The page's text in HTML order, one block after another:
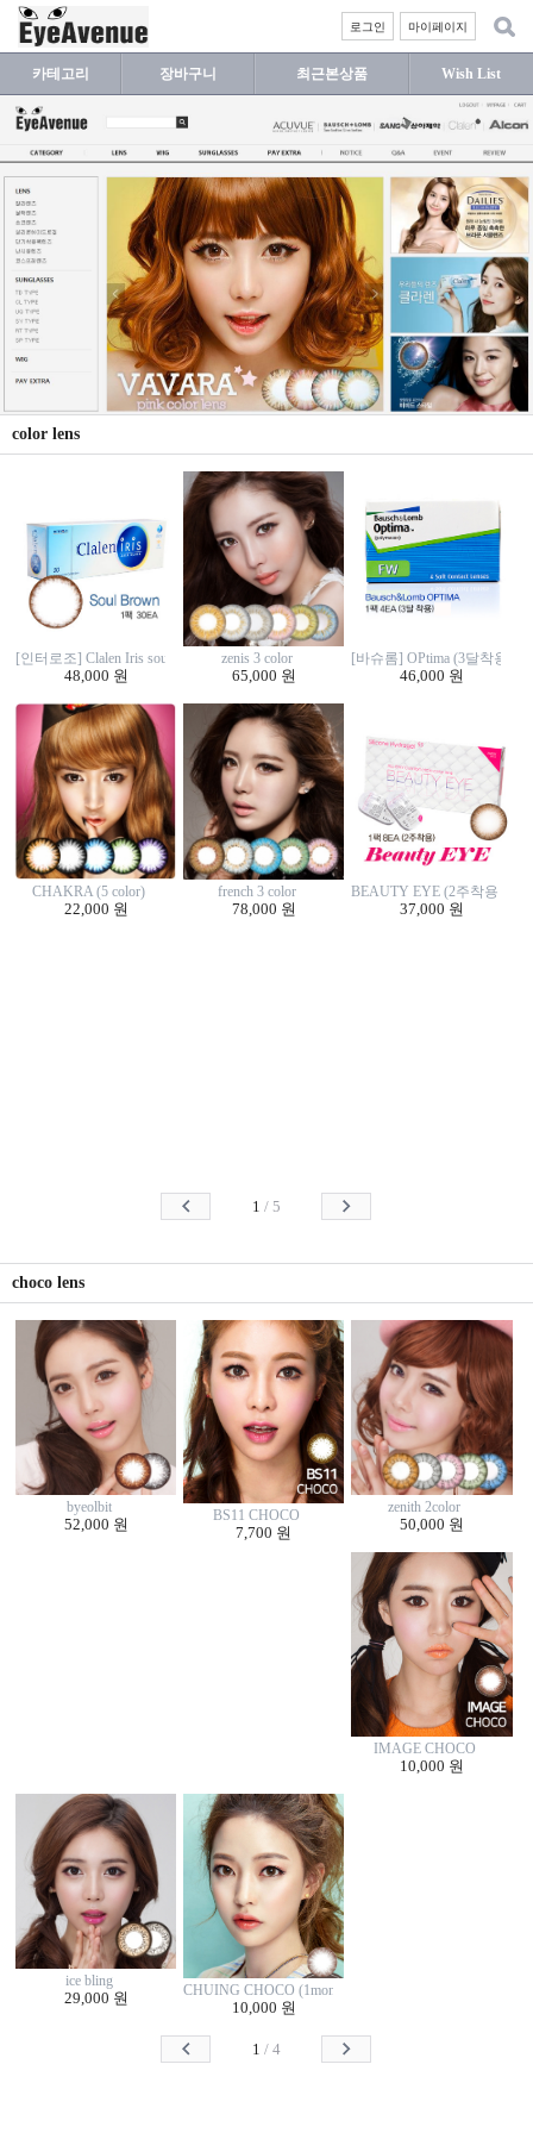
마이페이지
로그인
카테고리 장바구니 최근본상품 Wish List
color lens
[인터로조] Clalen Iris soul brown (30EA)
48,000 원
zenis 3 color
65,000 원
[바슈롬] OPtima (3달착용
46,000 원
CHAKRA (5 color)
22,000 원
french 3 color
78,000 원
BEAUTY EYE (2주착용 8EA)
37,000 원
1 / 5
choco lens
byeolbit
52,000 원
BS11 CHOCO
7,700 원
zenith 2color
50,000 원
IMAGE CHOCO
10,000 원
ice bling
29,000 원 CHUING CHOCO (1monthly/2p)
10,000 원
1 / 4